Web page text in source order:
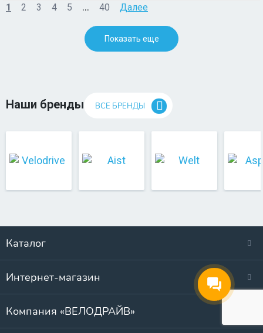
1 2 3 4 5 ... 40 Далее
Показать еще
Наши бренды ВСЕ БРЕНДЫ
Каталог
Интернет-магазин
Компания «ВЕЛОДРАЙВ»